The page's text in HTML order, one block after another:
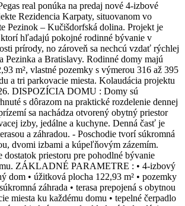
real ponúka na predaj nové 4-izbové
Rezidencia Karpaty, situovanom vo
Pezinok – Kučišdorfská dolina. Projekt je
hľadajú pokojné rodinné bývanie v
prírody, no zároveň sa nechcú vzdať rýchlej
Pezinka a Bratislavy. Rodinné domy majú
m², vlastné pozemky s výmerou 316 až 395
a tri parkovacie miesta. Kolaudácia projektu
DISPOZÍCIA DOMU : Domy sú
s dôrazom na praktické rozdelenie dennej
sa nachádza otvorený obytný priestor
izby, jedálne a kuchyne. Denná časť je
a záhradou. - Poschodie tvorí súkromná
dvomi izbami a kúpeľňovým zázemím.
dostatok priestoru pre pohodlné bývanie
ZÁKLADNÉ PARAMETRE : • 4-izbový
dom • úžitková plocha 122,93 m² • pozemky
záhrada • terasa prepojená s obytnou
miesta ku každému domu • tepelné čerpadlo